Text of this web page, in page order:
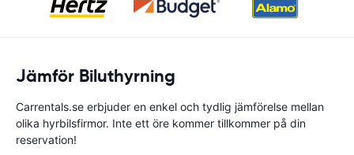
Jämför Biluthyrning
Carrentals.se erbjuder en enkel och tydlig jämförelse mellan
olika hyrbilsfirmor. Inte ett öre kommer tillkommer på din
reservation!